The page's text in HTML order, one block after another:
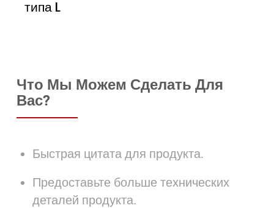
типа L
Что Мы Можем Сделать Для
Вас?
Быстрая цитата для продукта.
Предоставьте больше технических
деталей продукта.